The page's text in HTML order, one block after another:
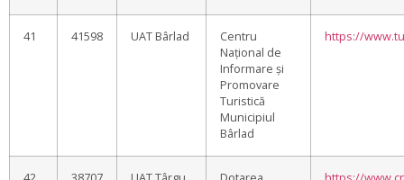
41 41598 UAT Bârlad
Centru
Național de
Informare și
Promovare
Turistică
Municipiul
Bârlad
https://